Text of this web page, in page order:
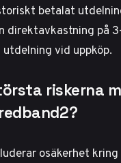
betalat
direktavkastning på
vid uppköp.
riskerna
osäkerhet